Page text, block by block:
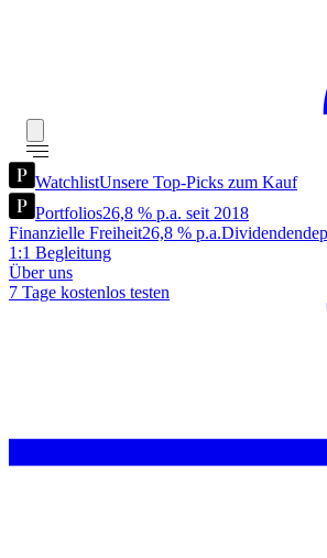
WatchlistUnsere Top-Picks zum Kauf
Portfolios26,8 % p.a. seit 2018
Finanzielle Freiheit26,8 % p.a.
1:1 Begleitung
Über uns
7 Tage kostenlos testen